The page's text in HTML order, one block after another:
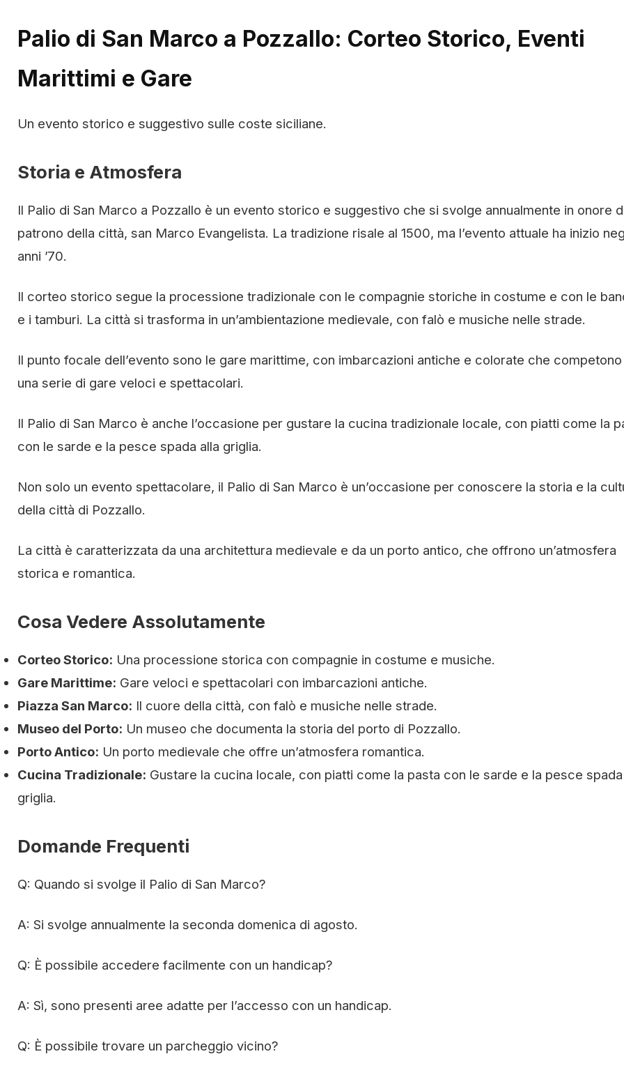
Palio di San Marco a Pozzallo: Corteo Storico, Eventi
Marittimi e Gare
Un evento storico e suggestivo sulle coste siciliane.
Storia e Atmosfera
Il Palio di San Marco a Pozzallo è un evento storico e suggestivo che si svolge annualmente in onore
patrono della città, san Marco Evangelista. La tradizione risale al 1500, ma l’evento attuale ha inizio
anni ’70.
Il corteo storico segue la processione tradizionale con le compagnie storiche in costume e con le
e i tamburi. La città si trasforma in un’ambientazione medievale, con falò e musiche nelle strade.
Il punto focale dell’evento sono le gare marittime, con imbarcazioni antiche e colorate che competono
una serie di gare veloci e spettacolari.
Il Palio di San Marco è anche l’occasione per gustare la cucina tradizionale locale, con piatti come la
con le sarde e la pesce spada alla griglia.
Non solo un evento spettacolare, il Palio di San Marco è un’occasione per conoscere la storia e la
della città di Pozzallo.
La città è caratterizzata da una architettura medievale e da un porto antico, che offrono un’atmosfera
storica e romantica.
Cosa Vedere Assolutamente
Corteo Storico: Una processione storica con compagnie in costume e musiche.
Gare Marittime: Gare veloci e spettacolari con imbarcazioni antiche.
Piazza San Marco: Il cuore della città, con falò e musiche nelle strade.
Museo del Porto: Un museo che documenta la storia del porto di Pozzallo.
Porto Antico: Un porto medievale che offre un’atmosfera romantica.
Cucina Tradizionale: Gustare la cucina locale, con piatti come la pasta con le sarde e la pesce
griglia.
Domande Frequenti
Q: Quando si svolge il Palio di San Marco?
A: Si svolge annualmente la seconda domenica di agosto.
Q: È possibile accedere facilmente con un handicap?
A: Sì, sono presenti aree adatte per l’accesso con un handicap.
Q: È possibile trovare un parcheggio vicino?